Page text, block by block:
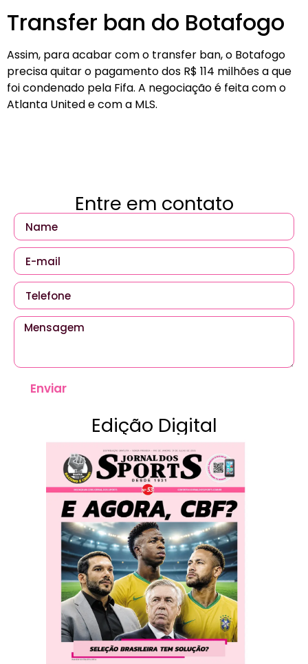
Transfer ban do Botafogo
Assim, para acabar com o transfer ban, o Botafogo
precisa quitar o pagamento dos R$ 114 milhões a que
foi condenado pela Fifa. A negociação é feita com o
Atlanta United e com a MLS.
Entre em contato
Enviar
Edição Digital